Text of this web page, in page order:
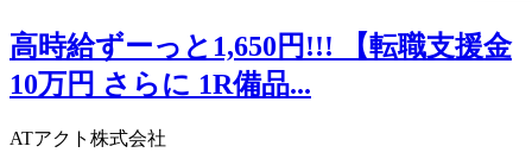
高時給ずーっと1,650円!!! 【転職支援金
10万円 さらに 1R備品...
ATアクト株式会社